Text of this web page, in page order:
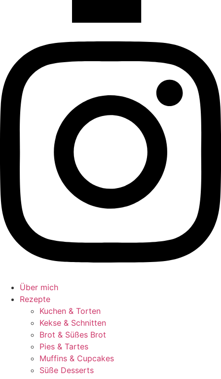
Über mich
Rezepte
Kuchen & Torten
Kekse & Schnitten
Brot & Süßes Brot
Pies & Tartes
Muffins & Cupcakes
Süße Desserts